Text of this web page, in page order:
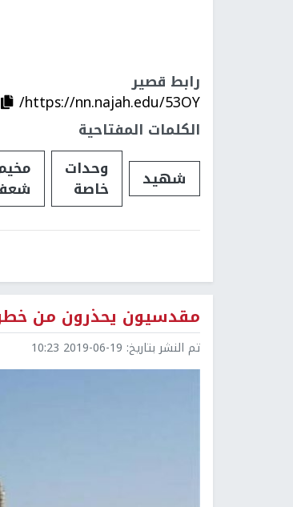
رابط قصير
https://nn.najah.edu/53OY/
الكلمات المفتاحية
شهيد
وحدات
خاصة
مقدسيون يحذرون من
تم النشر بتاريخ: 2019-06-19 10:23